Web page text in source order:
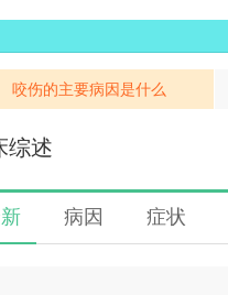
咬伤的主要病因是什么
综述
病因 症状